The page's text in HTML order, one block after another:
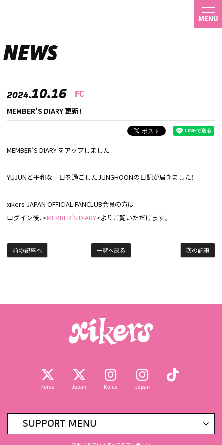
MENU
NEWS
2024.10.16 FC
MEMBER'S DIARY 更新！
MEMBER'S DIARY をアップしました！
YUJUNと平和な一日を過ごしたJUNGHOONの日記が届きました！
xikers JAPAN OFFICIAL FANCLUB会員の方は
ログイン後、<MEMBER'S DIARY>よりご覧いただけます。
次の記事
一覧へ戻る
前の記事へ
Korea Japan Korea Japan
SUPPORT MENU